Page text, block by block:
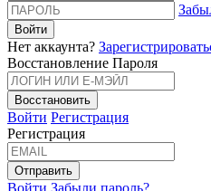
Нет аккаунта?
Восстановление Пароля
Войти Регистрация
Регистрация
Войти Забыли пароль?